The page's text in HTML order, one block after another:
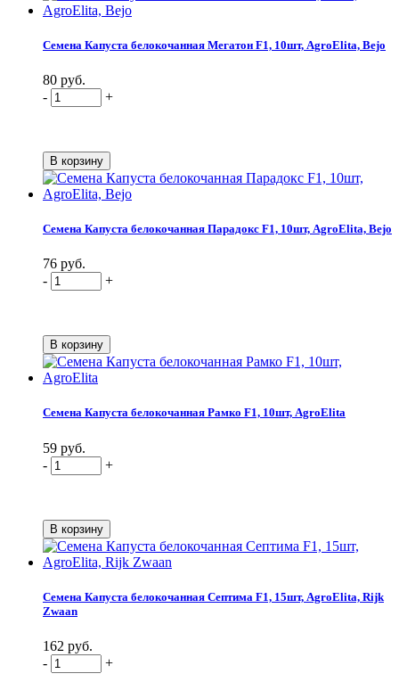
Семена Капуста белокочанная Мегатон F1, 10шт, AgroElita, Bejo
80 руб.
-
+
Семена Капуста белокочанная Парадокс F1, 10шт, AgroElita, Bejo
76 руб.
-
+
Семена Капуста белокочанная Рамко F1, 10шт, AgroElita
59 руб.
-
+
Семена Капуста белокочанная Септима F1, 15шт, AgroElita, Rijk
Zwaan
162 руб.
-
+